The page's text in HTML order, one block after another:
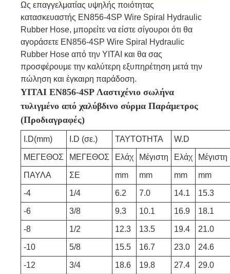
Ως επαγγελματίας υψηλής ποιότητας
κατασκευαστής EN856-4SP Wire Spiral Hydraulic
Rubber Hose, μπορείτε να είστε σίγουροι ότι θα
αγοράσετε EN856-4SP Wire Spiral Hydraulic
Rubber Hose από την YITAI και θα σας
προσφέρουμε την καλύτερη εξυπηρέτηση μετά την
πώληση και έγκαιρη παράδοση.
YITAI EN856-4SP Λαστιχένιο σωλήνα
τυλιγμένο από χαλύβδινο σύρμα Παράμετρος
(Προδιαγραφές)
I.D(mm) I.D (σε.) ΤΑΥΤΟΤΗΤΑ W.D
ΜΕΓΕΘΟΣ ΜΕΓΕΘΟΣ Ελάχ Μέγιστη Ελάχ Μέγιστη
ΠΑΥΛΑ ΣΕ mm mm mm mm
-4 1/4 6.2 7.0 14.1 15.3
-6 3/8 9.3 10.1 16.9 18.1
-8 1/2 12.3 13.5 19.4 21.0
-10 5/8 15.5 16.7 23.0 24.6
-12 3/4 18.6 19.8 27.4 29.0